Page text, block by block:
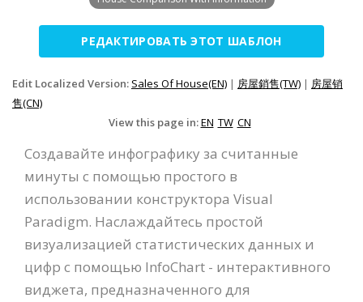
РЕДАКТИРОВАТЬ ЭТОТ ШАБЛОН
Edit Localized Version: Sales Of House(EN) | 房屋銷售(TW) | 房屋销
售(CN)
View this page in:EN TW CN
Создавайте инфографику за считанные
минуты с помощью простого в
использовании конструктора Visual
Paradigm. Наслаждайтесь простой
визуализацией статистических данных и
цифр с помощью InfoChart - интерактивного
виджета, предназначенного для